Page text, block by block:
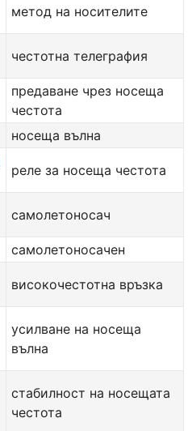
метод на носителите
честотна телеграфия
предаване чрез носеща
честота
носеща вълна
реле за носеща честота
самолетоносач
самолетоносачен
високочестотна връзка
усилване на носеща
вълна
стабилност на носещата
честота